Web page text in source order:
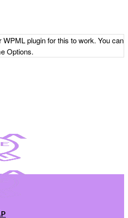
WPML plugin for this to work. You can
Options.